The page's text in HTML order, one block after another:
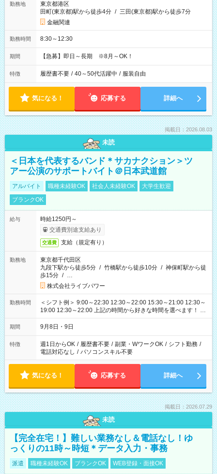
勤務地
東京都港区
田町(東京都)駅から徒歩4分 / 三田(東京都)駅から徒歩7分
金融関連
勤務時間 8:30～12:30
期間 【急募】即日～長期 ※8月～OK！
特徴 履歴書不要 / 40～50代活躍中 / 服装自由
気になる！ 応募する 詳細へ
掲載日：2026.08.03
未読
＜日本を代表するバンド＊サカナクション＞ツ
アー公演のサポートバイト＠日本武道館
アルバイト 職種未経験OK 社会人未経験OK
大学生歓迎
ブランクOK
給与
時給1250円～
交通費別途支給あり
交通費 支給（規定有り）
勤務地
東京都千代田区
九段下駅から徒歩5分 / 竹橋駅から徒歩10分 / 神保町駅から徒
歩15分 / …
株式会社ライブパワー
勤務時間
＜シフト例＞ 9:00～22:30 12:30～22:00 15:30～21:00 12:30～
19:00 12:30～22:00 上記の時間から好きな時間を選べます！ ※
時間は変更となる可能性があります
期間 9月8日・9日
特徴 週1日からOK / 履歴書不要 / 副業・WワークOK / シフト勤務 /
電話対応なし / パソコンスキル不要
気になる！ 応募する 詳細へ
掲載日：2026.07.29
未読
【完全在宅！】難しい業務なし＆電話なし！ゆ
っくりの11時～時短＊データ入力・事務
派遣 職種未経験OK ブランクOK WEB登録・面接OK